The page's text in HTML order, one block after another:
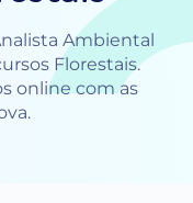
Ambiental
Florestais.
online com as